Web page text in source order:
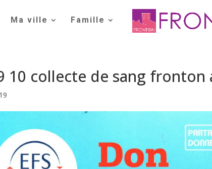
Ma ville Famille
10 collecte de sang fronton